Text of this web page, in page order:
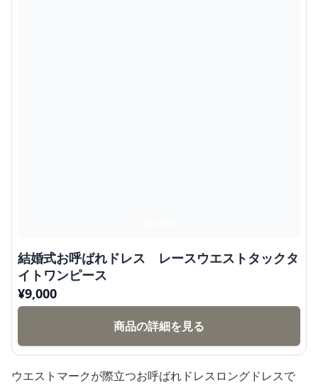
結婚式お呼ばれドレス レースウエストタックタ
イトワンピース
¥9,000
商品の詳細を見る
ウエストマークが際立つお呼ばれドレスロングドレスで